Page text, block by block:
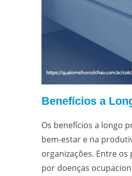
Benefícios a
Os benefícios a longo
bem-estar e na
organizações. Entre
por doenças